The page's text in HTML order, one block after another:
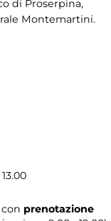
di Proserpina,
Montemartini.
prenotazione